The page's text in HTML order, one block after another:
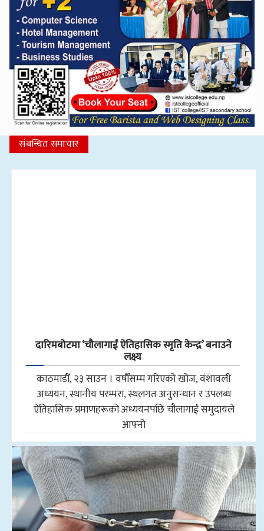
संबन्धित समाचार
दारिमबोटमा ‘चौलागाईं ऐतिहासिक स्मृति केन्द्र’ बनाउने
लक्ष्य
काठमाडौँ, २३ साउन । वर्षौंसम्म गरिएको खोज, वंशावली
अध्ययन, स्थानीय परम्परा, स्थलगत अनुसन्धान र उपलब्ध
ऐतिहासिक प्रमाणहरूको अध्ययनपछि चौलागाईं समुदायले
आफ्नो